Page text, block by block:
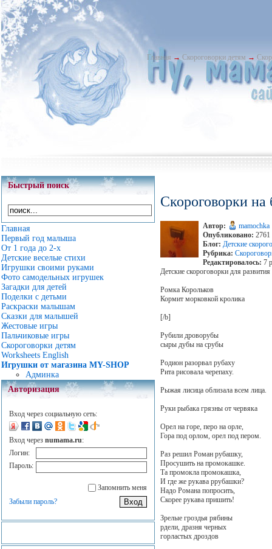
Главная → Скороговорки детям →
Быстрый поиск
Главная
Первый год малыша
От 1 года до 2-х
Детские веселые стихи
Игрушки своими руками
Фото самодельных игрушек
Загадки для детей
Поделки с детьми
Раскраски малышам
Сказки для малышей
Жестовые игры
Пальчиковые игры
Скороговорки детям
Worksheets English
Игрушки от магазина MY-SHOP
Админка
Авторизация
Вход через социальную сеть:
Вход через numama.ru:
Логин:
Пароль:
Запомнить меня
Забыли пароль?
Скороговорки на
Автор:
mamochka
Опубликовано: 2761
Блог: Детские
Рубрика:
Редактировалось: 7
Детские скороговорки для
Ромка Корольков
Кормит морковкой кролика
[/b]
Рубили дроворубы
сыры дубы на срубы
Родион разорвал рубаху
Рита рисовала черепаху.
Рыжая лисица облизала всем лица.
Руки рыбака грязны от червяка
Орел на горе, перо на орле,
Гора под орлом, орел под пером.
Раз решил Роман рубашку,
Просушить на промокашке.
Та промокла промокашка,
И где же рукава ррубашки?
Надо Романа попросить,
Скорее рукава пришить!
Зрелые гроздья рябины
рдели, дразня черных
горластых дроздов